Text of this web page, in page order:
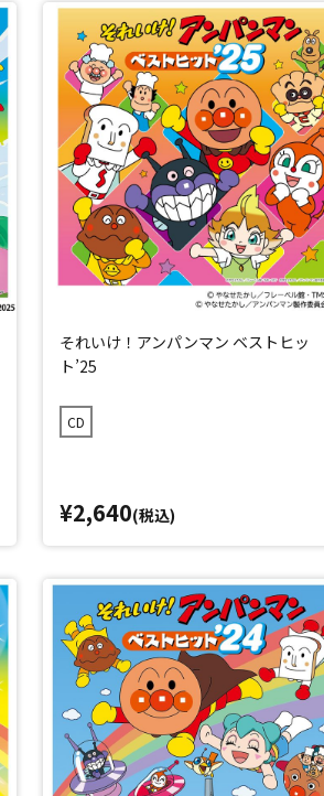
それいけ！アンパンマン ベストヒッ
ト’25
CD
¥2,640(税込)